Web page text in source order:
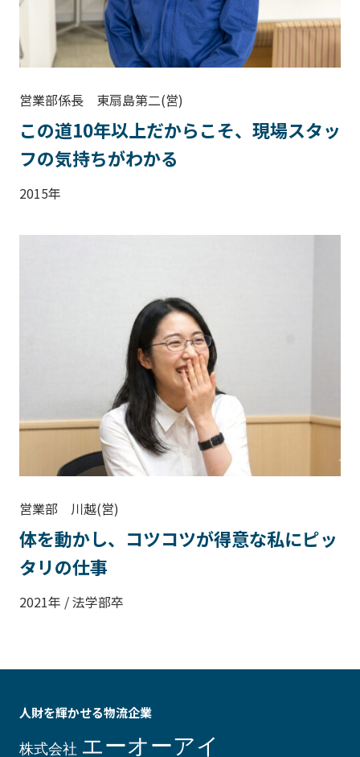
営業部係長 東扇島第二(営)
この道10年以上だからこそ、現場スタッ
フの気持ちがわかる
2015年
営業部 川越(営)
体を動かし、コツコツが得意な私にピッ
タリの仕事
2021年 / 法学部卒
人財を輝かせる物流企業
株式会社 エーオーアイ